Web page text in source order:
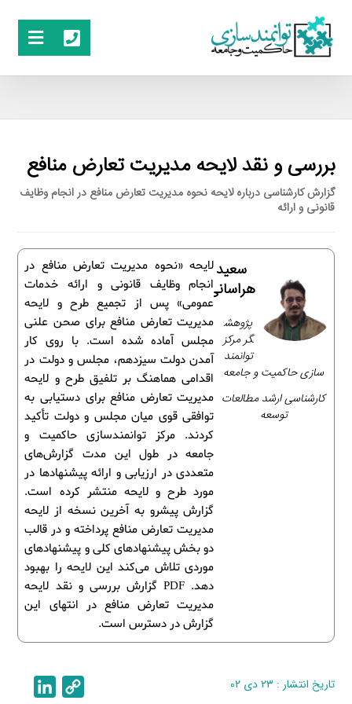
بررسی و نقد لایحه مدیریت تعارض منافع
گزارش کارشناسی درباره لایحه نحوه مدیریت تعارض منافع در انجام وظایف
قانونی و ارائه
لایحه «نحوه مدیریت تعارض منافع در
انجام وظایف قانونی و ارائه خدمات
عمومی» پس از تجمیع طرح و لایحه
مدیریت تعارض منافع برای صحن علنی
مجلس آماده شده است. با روی کار
آمدن دولت سیزدهم، مجلس و دولت در
اقدامی هماهنگ بر تلفیق طرح و لایحه
مدیریت تعارض منافع برای دستیابی به
توافقی قوی میان مجلس و دولت تأکید
کردند. مرکز توانمندسازی حاکمیت و
جامعه در طول این مدت گزارش‌های
متعددی در ارزیابی و ارائه پیشنهاد‌ها در
مورد طرح و لایحه منتشر کرده است.
گزارش پیشرو به آخرین نسخه از لایحه
مدیریت تعارض منافع پرداخته و در قالب
دو بخش پیشنهادهای کلی و پیشنهادهای
موردی تلاش می‌کند این لایحه را بهبود
دهد. PDF گزارش بررسی و نقد لایحه
مدیریت تعارض منافع در انتهای این
گزارش در دسترس است.
سعید
هراسانی
پژوهش
گر مرکز
توانمند
سازی حاکمیت و جامعه
کارشناسی ارشد مطالعات
توسعه
تاریخ انتشار : ۲۳ دی ۰۲